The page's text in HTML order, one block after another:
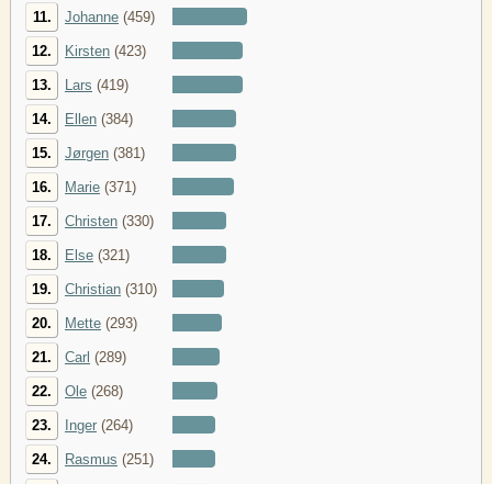
11. Johanne (459)
12. Kirsten (423)
13. Lars (419)
14. Ellen (384)
15. Jørgen (381)
16. Marie (371)
17. Christen (330)
18. Else (321)
19. Christian (310)
20. Mette (293)
21. Carl (289)
22. Ole (268)
23. Inger (264)
24. Rasmus (251)